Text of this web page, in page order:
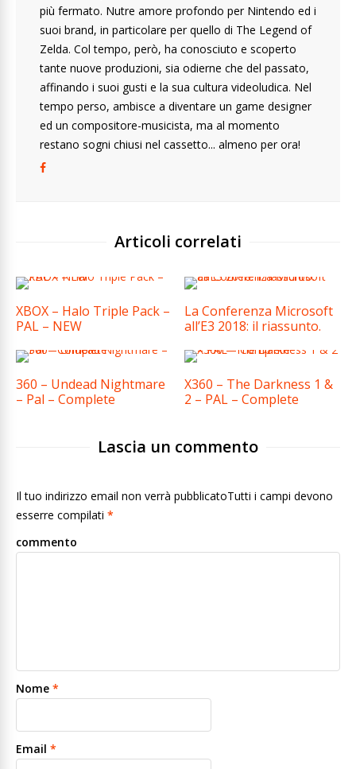
più fermato. Nutre amore profondo per Nintendo ed i
suoi brand, in particolare per quello di The Legend of
Zelda. Col tempo, però, ha conosciuto e scoperto
tante nuove produzioni, sia odierne che del passato,
affinando i suoi gusti e la sua cultura videoludica. Nel
tempo perso, ambisce a diventare un game designer
ed un compositore-musicista, ma al momento
restano sogni chiusi nel cassetto... almeno per ora!
Articoli correlati
XBOX – Halo Triple Pack –
PAL – NEW
La Conferenza Microsoft
all’E3 2018: il riassunto.
360 – Undead Nightmare
– Pal – Complete
X360 – The Darkness 1 &
2 – PAL – Complete
Lascia un commento
Il tuo indirizzo email non verrà pubblicatoTutti i campi devono
esserre compilati *
commento
Nome *
Email *